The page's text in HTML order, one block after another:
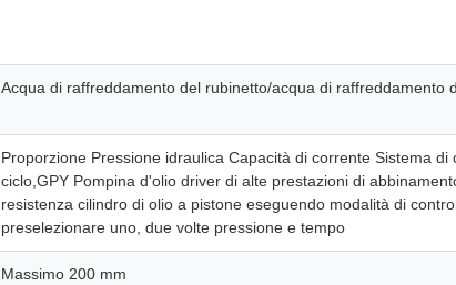
Acqua di raffreddamento del rubinetto/acqua di raffreddamento
Proporzione Pressione idraulica Capacità di corrente Sistema di
ciclo,GPY Pompina d'olio driver di alte prestazioni di
resistenza cilindro di olio a pistone eseguendo modalità di
preselezionare uno, due volte pressione e tempo
Massimo 200 mm